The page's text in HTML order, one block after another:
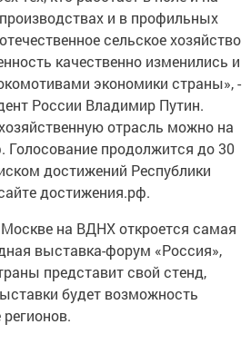
и в профильных
сельское хозяйство
качественно изменились и
экономики страны», -
России Владимир Путин.
отрасль можно на
Голосование продолжится до 30
достижений Республики
достижения.рф.
на ВДНХ откроется самая
выставка-форум «Россия»,
представит свой стенд,
будет возможность
регионов.